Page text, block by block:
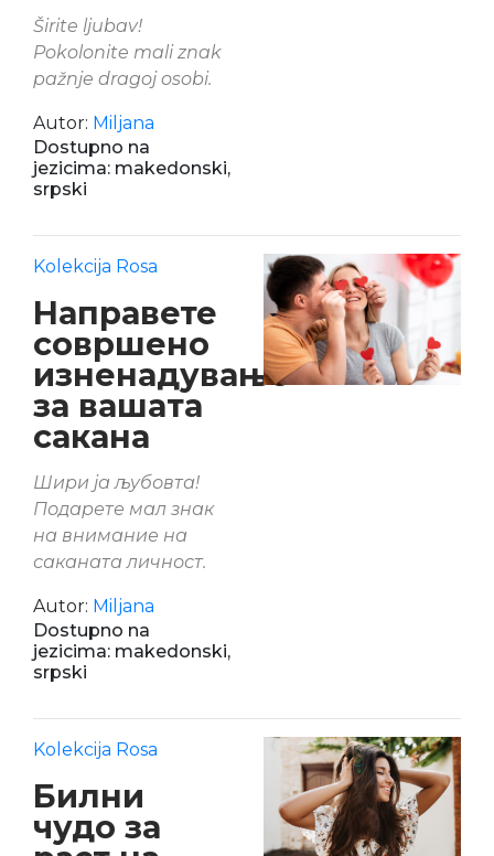
Širite ljubav!
Pokolonite mali znak
pažnje dragoj osobi.
Autor: Miljana
Dostupno na
jezicima: makedonski,
srpski
Kolekcija Rosa
Направете
совршено
изненадување
за вашата
сакана
Шири ја љубовта!
Подарете мал знак
на внимание на
саканата личност.
Autor: Miljana
Dostupno na
jezicima: makedonski,
srpski
Kolekcija Rosa
Билни
чудо за